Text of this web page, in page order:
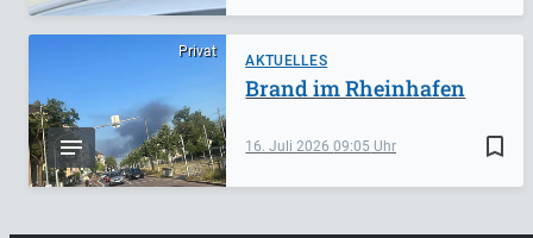
Privat
AKTUELLES
bookmark_border
16. Juli 202609:05
Brand im Rheinhafen